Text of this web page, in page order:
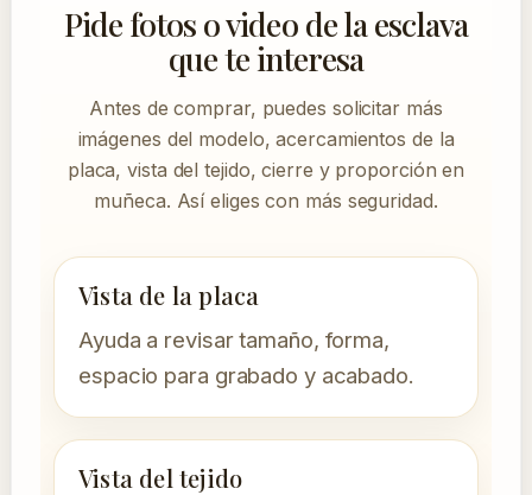
Pide fotos o video de la esclava
que te interesa
Antes de comprar, puedes solicitar más
imágenes del modelo, acercamientos de la
placa, vista del tejido, cierre y proporción en
muñeca. Así eliges con más seguridad.
Vista de la placa
Ayuda a revisar tamaño, forma,
espacio para grabado y acabado.
Vista del tejido